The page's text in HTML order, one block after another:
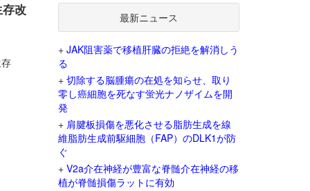
改 最新ニュース
+ JAK阻害薬で移植肝臓の拒絶を解消しう
る
+ 切除する脳腫瘍の在処を知らせ、取り
零し癌細胞を死なす蛍光ナノザイムを開
発
+ 肩腱板損傷を悪化させる脂肪生成を線
維脂肪生成前駆細胞（FAP）のDLK1が防
ぐ
+ V2a介在神経が豊富な脊髄介在神経の移
植が脊髄損傷ラットに有効